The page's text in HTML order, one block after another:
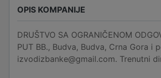
OPIS KOMPANIJE
DRUŠTVO SA OGRANIČENOM
PUT BB., Budva, Budva, Crna Gora
izvodizbanke@gmail.com. Trenutni